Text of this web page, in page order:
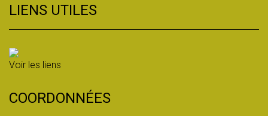
LIENS UTILES
Voir les liens
COORDONNÉES